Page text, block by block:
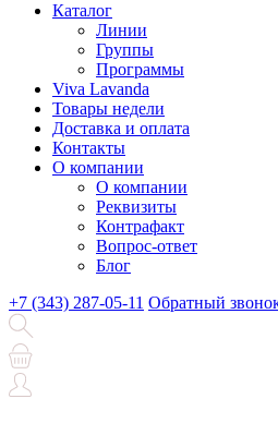
Каталог
Линии
Группы
Программы
Viva Lavanda
Товары недели
Доставка и оплата
Контакты
О компании
О компании
Реквизиты
Контрафакт
Вопрос-ответ
Блог
+7 (343) 287-05-11 Обратный